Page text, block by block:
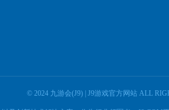
© 2024 九游会(J9) | J9游戏官方网站 ALL